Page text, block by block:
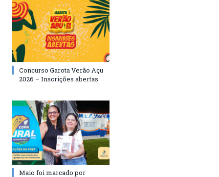
Concurso Garota Verão Açu
2026 – Inscrições abertas
Maio foi marcado por